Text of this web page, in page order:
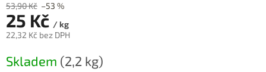
53,90 Kč –53 %
25 Kč / kg
22,32 Kč bez DPH
cena:
Skladem (2,2 kg)